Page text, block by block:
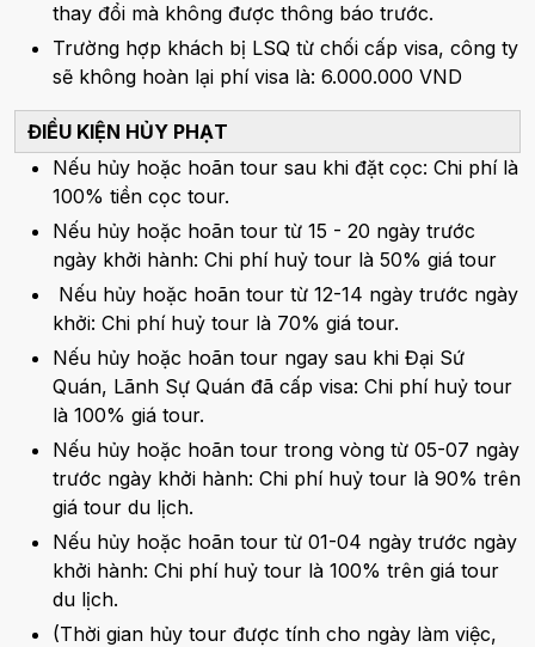
thay đổi mà không được thông báo trước.
Trường hợp khách bị LSQ từ chối cấp visa, công ty
sẽ không hoàn lại phí visa là: 6.000.000 VND
ĐIỀU KIỆN HỦY PHẠT
Nếu hủy hoặc hoãn tour sau khi đặt cọc: Chi phí là
100% tiền cọc tour.
Nếu hủy hoặc hoãn tour từ 15 - 20 ngày trước
ngày khởi hành: Chi phí huỷ tour là 50% giá tour
Nếu hủy hoặc hoãn tour từ 12-14 ngày trước ngày
khởi: Chi phí huỷ tour là 70% giá tour.
Nếu hủy hoặc hoãn tour ngay sau khi Đại Sứ
Quán, Lãnh Sự Quán đã cấp visa: Chi phí huỷ tour
là 100% giá tour.
Nếu hủy hoặc hoãn tour trong vòng từ 05-07 ngày
trước ngày khởi hành: Chi phí huỷ tour là 90% trên
giá tour du lịch.
Nếu hủy hoặc hoãn tour từ 01-04 ngày trước ngày
khởi hành: Chi phí huỷ tour là 100% trên giá tour
du lịch.
(Thời gian hủy tour được tính cho ngày làm việc,